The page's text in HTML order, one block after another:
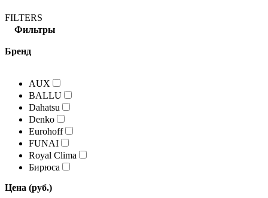
FILTERS
Фильтры
Бренд
AUX
BALLU
Dahatsu
Denko
Eurohoff
FUNAI
Royal Clima
Бирюса
Цена (руб.)